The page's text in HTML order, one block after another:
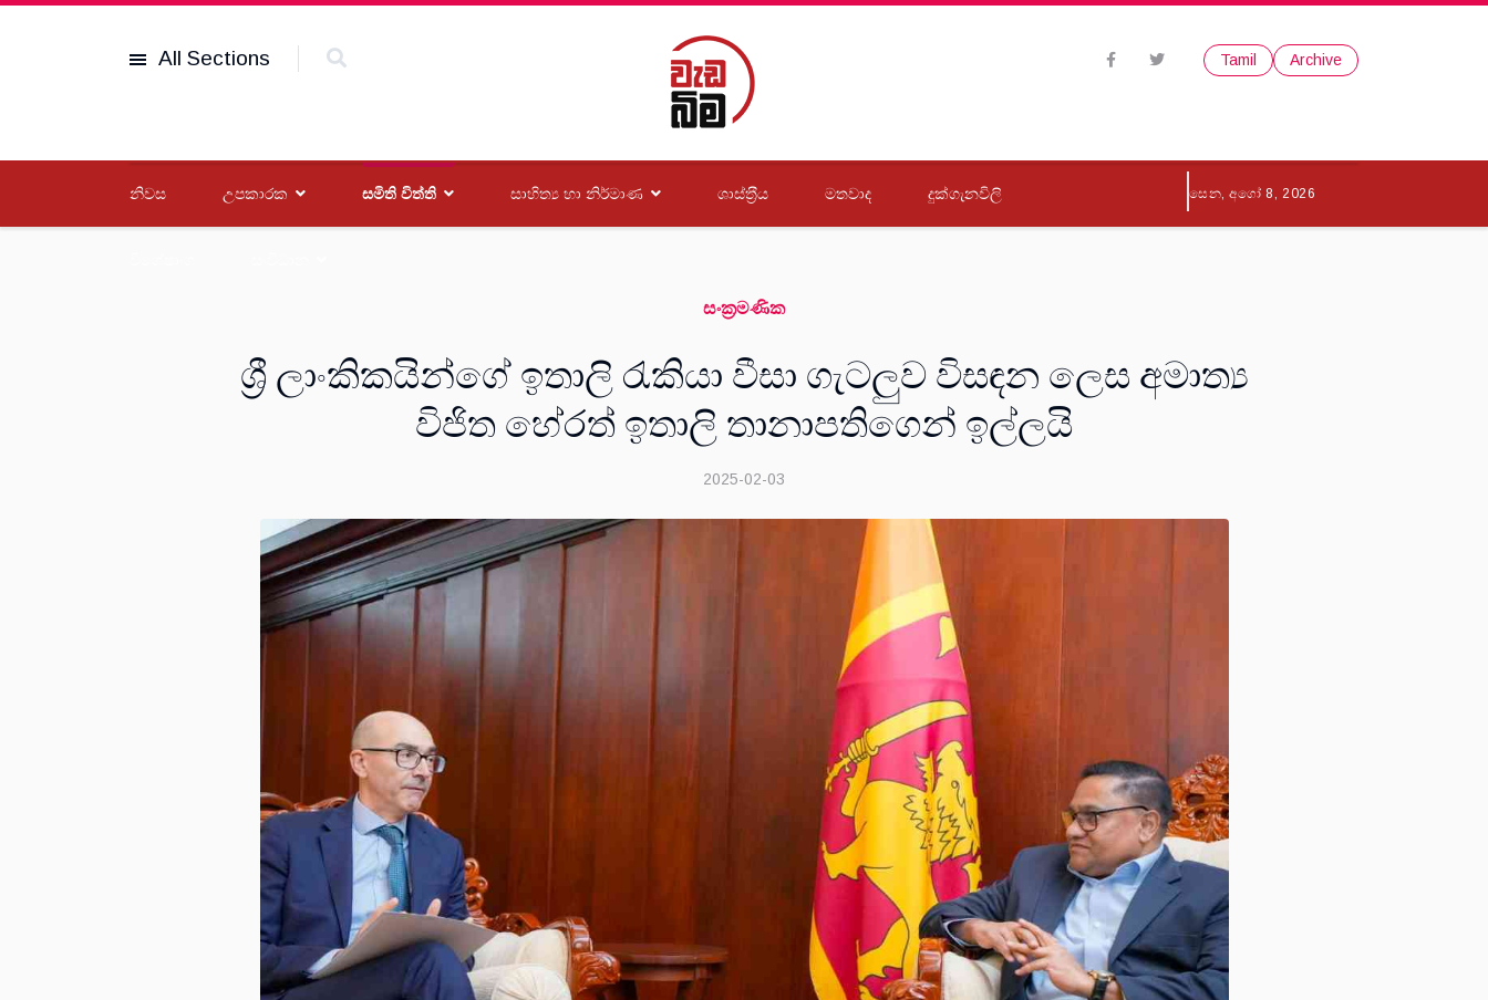
All Sections Tamil Archive
නිවස උපකාරක සමිති විත්ති සාහිත්‍ය හා නිර්මාණ ශාස්ත‍්‍රීය මතවාද දුක්ගැනවිලි සෙන, අගෝ 8, 2026
සංක‍්‍රමණික
ශ්‍රී ලාංකිකයින්ගේ ඉතාලි රැකියා වීසා ගැටලුව විසඳන ලෙස අමාත්‍ය
විජිත හේරත් ඉතාලි තානාපතිගෙන් ඉල්ලයි
2025-02-03